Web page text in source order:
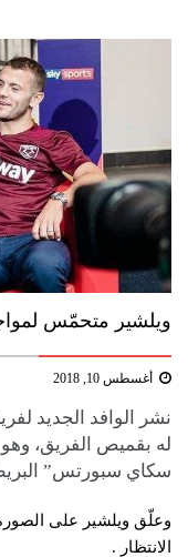
ويلشير متحمّس
أغسطس 10, 2018
نشر الوافد الجديد
له بقميص الفريق،
سكاي سبورتس​”
وعلّق ويلشير على
الانتظار .